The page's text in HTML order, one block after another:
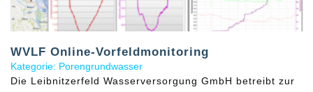
WVLF Online-Vorfeldmonitoring
Kategorie: Porengrundwasser
Die Leibnitzerfeld Wasserversorgung GmbH betreibt zur